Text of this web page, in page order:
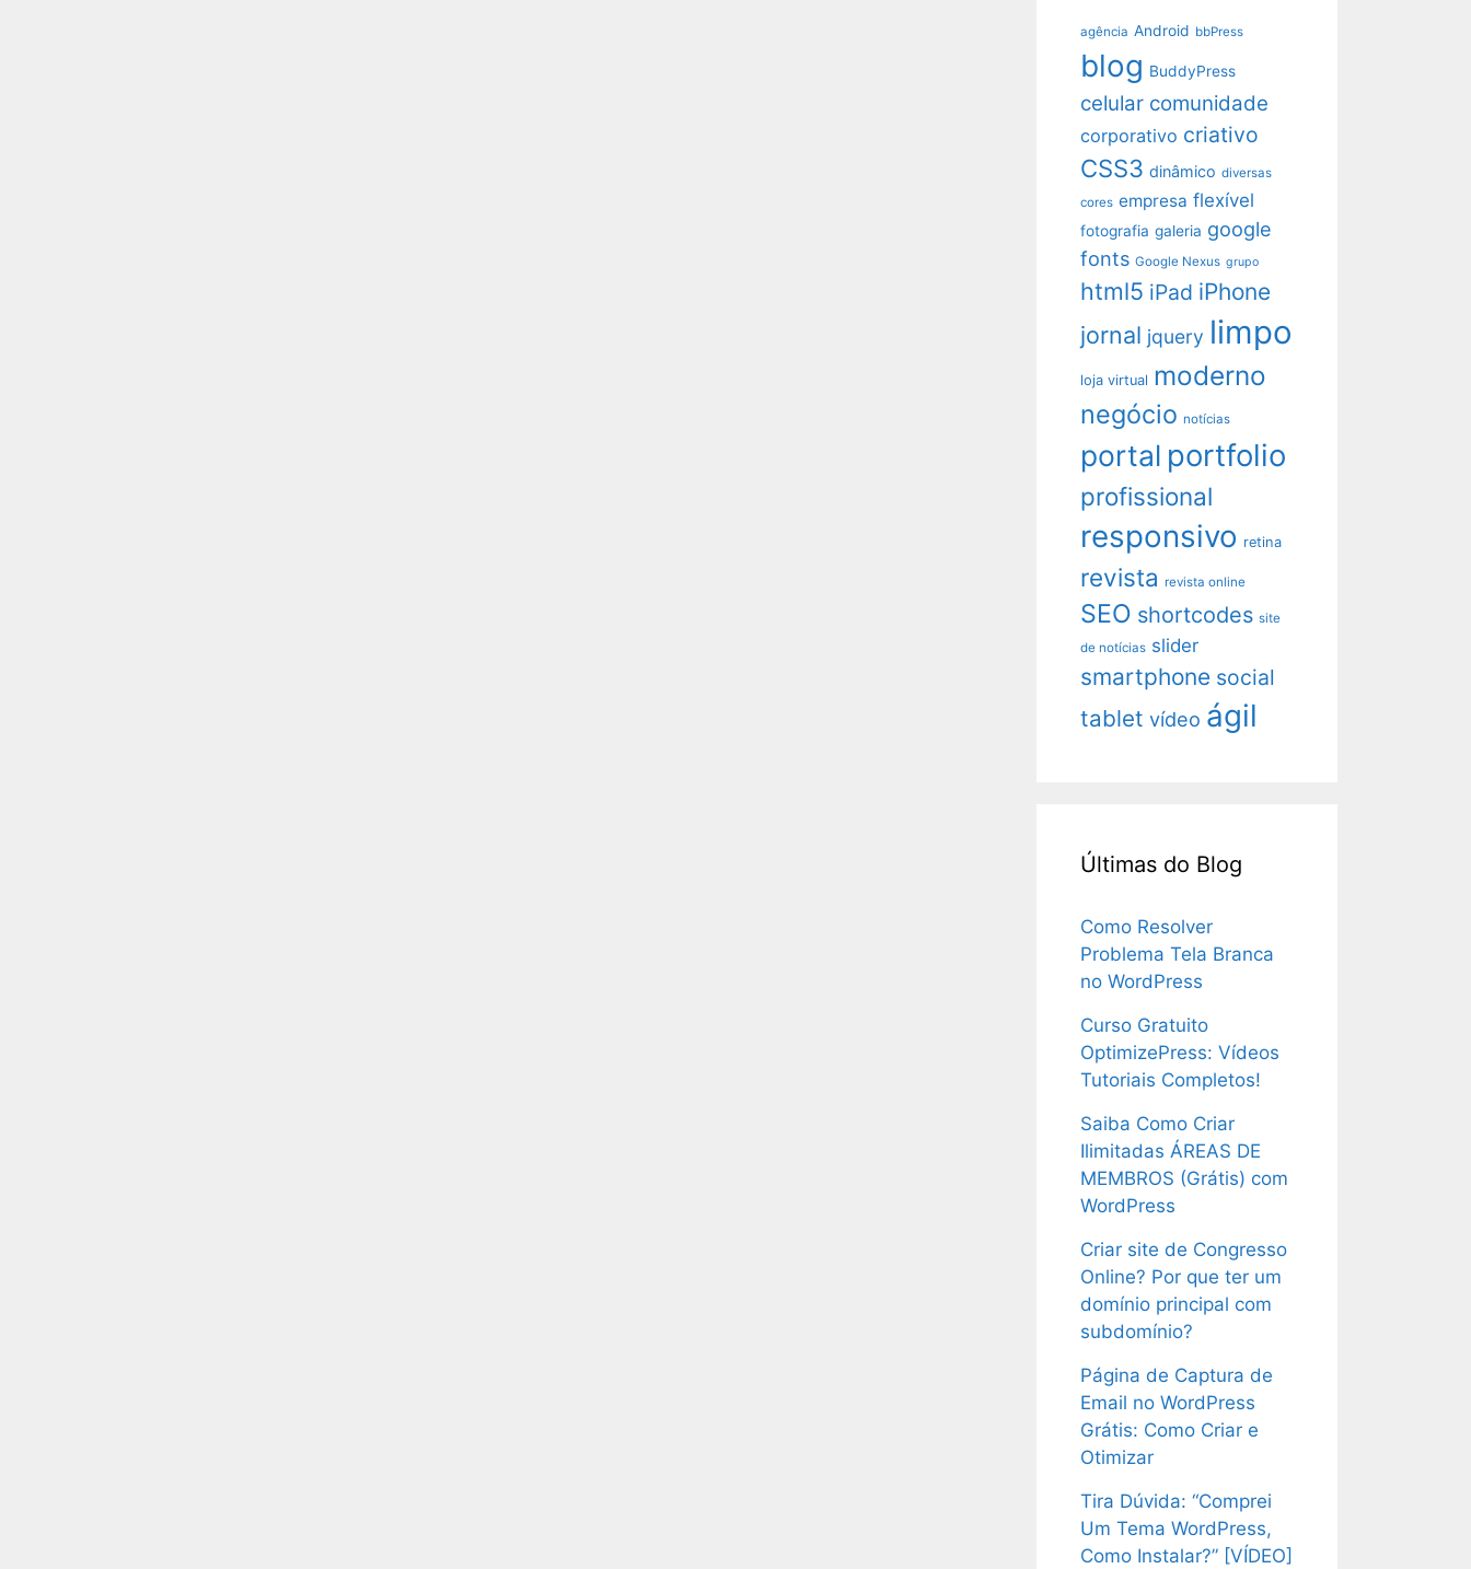
agência Android bbPress
blog BuddyPress
celular comunidade
corporativo criativo
CSS3 dinâmico diversas
cores empresa flexível
fotografia galeria google
fonts Google Nexus grupo
html5 iPad iPhone
jornal jquery limpo
loja virtual moderno
negócio notícias
portal portfolio
profissional
responsivo retina
revista revista online
SEO shortcodes site
de notícias slider
smartphone social
tablet vídeo ágil
Últimas do Blog
Como Resolver
Problema Tela Branca
no WordPress
Curso Gratuito
OptimizePress: Vídeos
Tutoriais Completos!
Saiba Como Criar
Ilimitadas ÁREAS DE
MEMBROS (Grátis) com
WordPress
Criar site de Congresso
Online? Por que ter um
domínio principal com
subdomínio?
Página de Captura de
Email no WordPress
Grátis: Como Criar e
Otimizar
Tira Dúvida: “Comprei
Um Tema WordPress,
Como Instalar?” [VÍDEO]